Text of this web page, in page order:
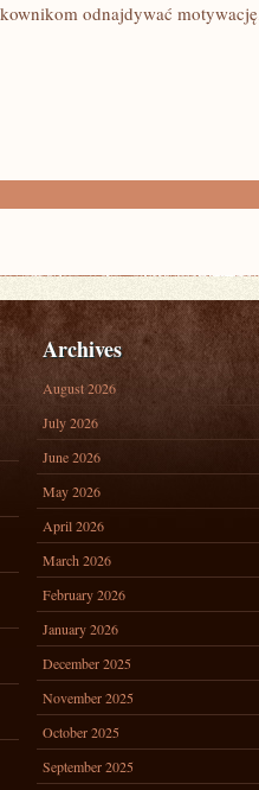
odnajdywać
Archives
August 2026
July 2026
June 2026
May 2026
April 2026
March 2026
February 2026
January 2026
December 2025
November 2025
October 2025
September 2025